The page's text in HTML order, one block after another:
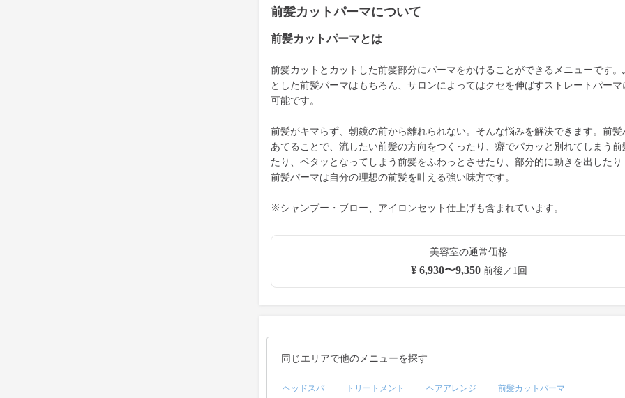
前髪カットパーマについて
前髪カットパーマとは
前髪カットとカットした前髪部分にパーマをかけることができるメニューです。
とした前髪パーマはもちろん、サロンによってはクセを伸ばすストレートパーマ
可能です。
前髪がキマらず、朝鏡の前から離れられない。そんな悩みを解決できます。前髪
あてることで、流したい前髪の方向をつくったり、癖でパカッと別れてしまう前
たり、ペタッとなってしまう前髪をふわっとさせたり、部分的に動きを出したり
前髪パーマは自分の理想の前髪を叶える強い味方です。
※シャンプー・ブロー、アイロンセット仕上げも含まれています。
美容室の通常価格
¥ 6,930〜9,350前後／1回
同じエリアで他のメニューを探す
ヘッドスパ トリートメント ヘアアレンジ 前髪カットパーマ